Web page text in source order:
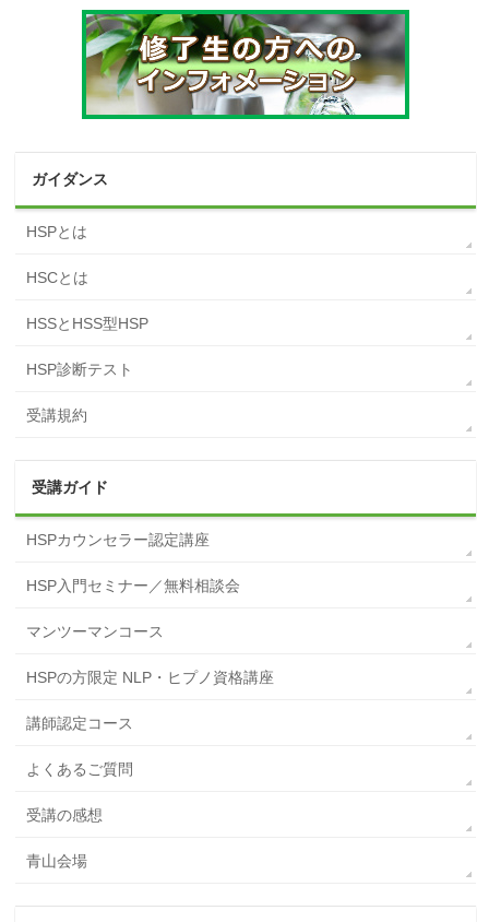
ガイダンス
HSPとは
HSCとは
HSSとHSS型HSP
HSP診断テスト
受講規約
受講ガイド
HSPカウンセラー認定講座
HSP入門セミナー／無料相談会
マンツーマンコース
HSPの方限定 NLP・ヒプノ資格講座
講師認定コース
よくあるご質問
受講の感想
青山会場